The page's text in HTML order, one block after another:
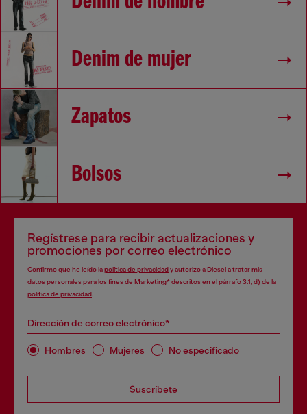
Denim de mujer
Zapatos
Bolsos
Regístrese para recibir actualizaciones y
promociones por correo electrónico
Confirmo que he leído lapolítica de privacidady autorizo a Diesel a tratar mis
datos personales para los fines de Marketing*descritos en el párrafo 3.1, d) de la
política de privacidad
Dirección de correo electrónico*
Hombres Mujeres No especificado
Suscríbete